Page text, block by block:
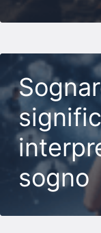
sogno